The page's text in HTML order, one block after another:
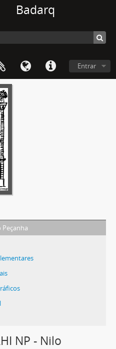
Badarq
Entrar
Peçanha
NP - Nilo